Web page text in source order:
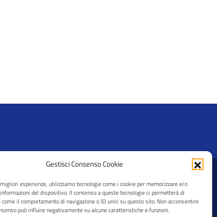
Gestisci Consenso Cookie
esperienze, utilizziamo tecnologie come i cookie per memorizzare e/o
del dispositivo. Il consenso a queste tecnologie ci permetterà di
il comportamento di navigazione o ID unici su questo sito. Non acconsentire
può influire negativamente su alcune caratteristiche e funzioni.